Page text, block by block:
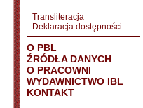
Transliteracja
Deklaracja dostępności
O PBL
ŹRÓDŁA DANYCH
O PRACOWNI
WYDAWNICTWO IBL
KONTAKT